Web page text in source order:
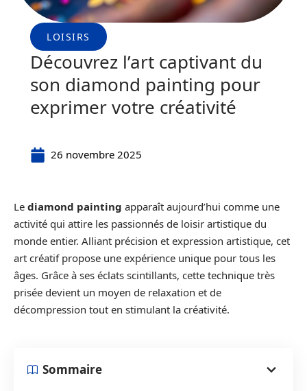
LOISIRS
Découvrez l’art captivant du
son diamond painting pour
exprimer votre créativité
26 novembre 2025
Le diamond painting apparaît aujourd’hui comme une
activité qui attire les passionnés de loisir artistique du
monde entier. Alliant précision et expression artistique, cet
art créatif propose une expérience unique pour tous les
âges. Grâce à ses éclats scintillants, cette technique très
prisée devient un moyen de relaxation et de
décompression tout en stimulant la créativité.
Sommaire